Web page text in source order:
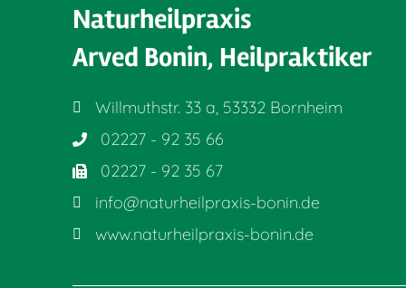
Naturheilpraxis
Arved Bonin, Heilpraktiker
Willmuthstr. 33 a, 53332 Bornheim
02227 - 92 35 66
02227 - 92 35 67
info@naturheilpraxis-bonin.de
www.naturheilpraxis-bonin.de